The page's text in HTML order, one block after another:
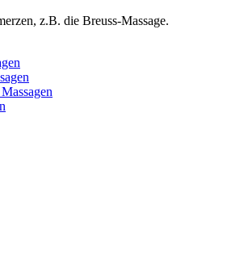
z.B. die Breuss-Massage.